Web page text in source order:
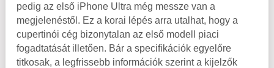
pedig az első iPhone Ultra még messze van a
megjelenéstől. Ez a korai lépés arra utalhat, hogy a
cupertinói cég bizonytalan az első modell piaci
fogadtatását illetően. Bár a specifikációk egyelőre
titkosak, a legfrissebb információk szerint a kijelzők